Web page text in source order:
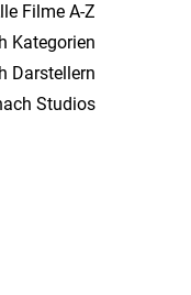
Filme A-Z
Kategorien
Darstellern
Studios